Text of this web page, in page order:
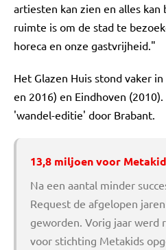
artiesten kan zien en alles kan
ruimte is om de stad te
horeca en onze gastvrijheid."
Het Glazen Huis stond vaker
en 2016) en Eindhoven
'wandel-editie' door Brabant.
13,8 miljoen voor
Na een aantal minder
Request de afgelopen
geworden. Vorig jaar werd
voor stichting Metakids